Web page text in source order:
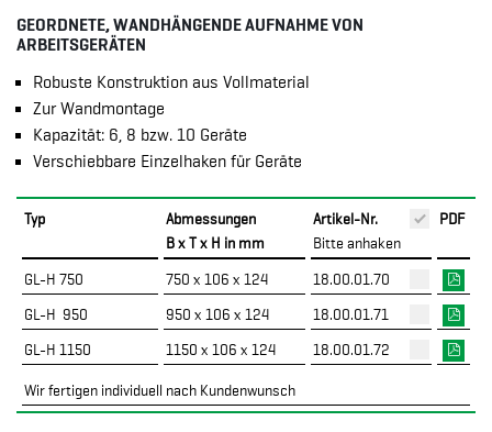
GEORDNETE, WANDHÄNGENDE AUFNAHME VON
ARBEITSGERÄTEN
Robuste Konstruktion aus Vollmaterial
Zur Wandmontage
Kapazität: 6, 8 bzw. 10 Geräte
Verschiebbare Einzelhaken für Geräte
Typ
Abmessungen
B x T x H in mm
Artikel-Nr.
Bitte anhaken
PDF
GL-H 750 750 x 106 x 124
18.00.01.70
GL-H 950
950 x 106 x 124
18.00.01.71
GL-H 1150
1150 x 106 x 124 18.00.01.72
Wir fertigen individuell nach Kundenwunsch